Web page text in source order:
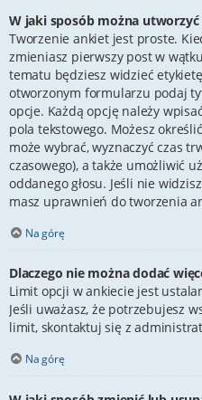
W jaki sposób można utworzyć
Tworzenie ankiet jest proste.
zmieniasz pierwszy post w
tematu będziesz widzieć
otworzonym formularzu podaj
opcje. Każdą opcję należy
pola tekstowego. Możesz
może wybrać, wyznaczyć czas
czasowego), a także umożliwić
oddanego głosu. Jeśli nie
masz uprawnień do tworzenia
Na górę
Dlaczego nie można dodać
Limit opcji w ankiecie jest
Jeśli uważasz, że potrzebujesz
limit, skontaktuj się z
Na górę